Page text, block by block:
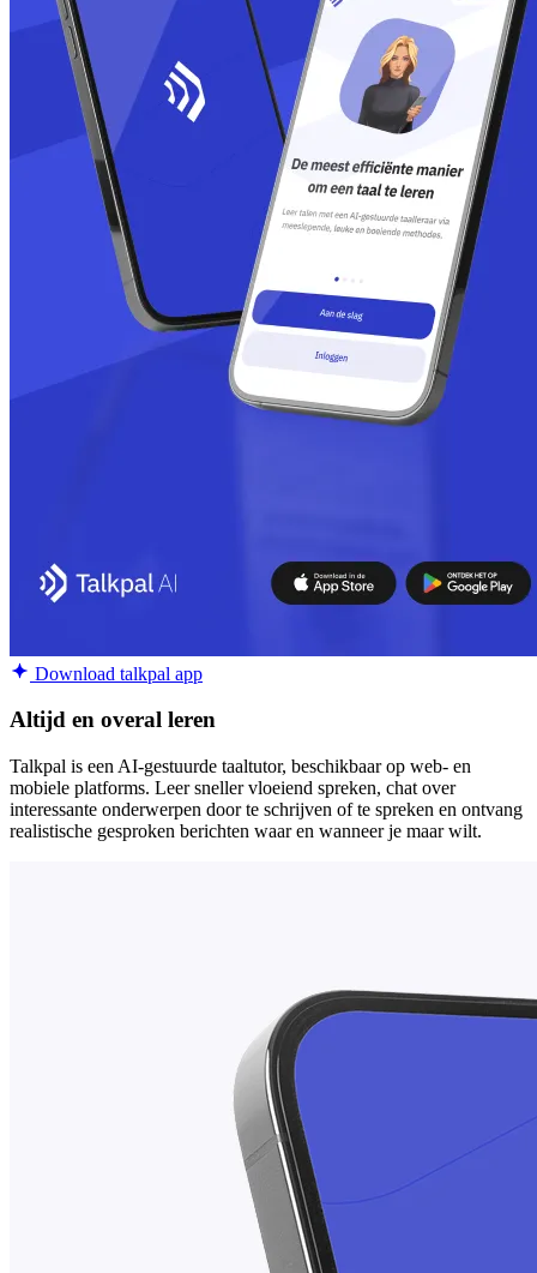
Download talkpal app
Altijd en overal leren
Talkpal is een AI-gestuurde taaltutor, beschikbaar op web- en
mobiele platforms. Leer sneller vloeiend spreken, chat over
interessante onderwerpen door te schrijven of te spreken en ontvang
realistische gesproken berichten waar en wanneer je maar wilt.